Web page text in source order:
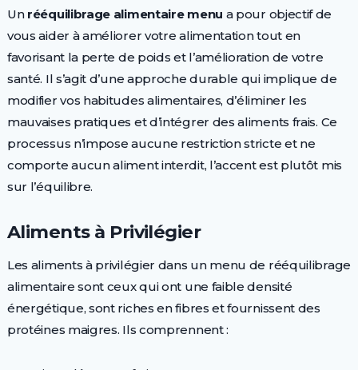
Un rééquilibrage alimentaire menu a pour objectif de
vous aider à améliorer votre alimentation tout en
favorisant la perte de poids et l’amélioration de votre
santé. Il s’agit d’une approche durable qui implique de
modifier vos habitudes alimentaires, d’éliminer les
mauvaises pratiques et d’intégrer des aliments frais. Ce
processus n’impose aucune restriction stricte et ne
comporte aucun aliment interdit, l’accent est plutôt mis
sur l’équilibre.
Aliments à Privilégier
Les aliments à privilégier dans un menu de rééquilibrage
alimentaire sont ceux qui ont une faible densité
énergétique, sont riches en fibres et fournissent des
protéines maigres. Ils comprennent :